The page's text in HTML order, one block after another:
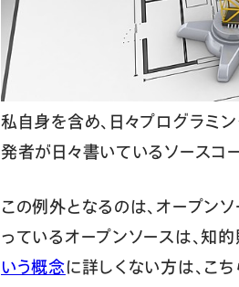
私自身を含め、日々プログラミ
発者が日々書いているソースコ
この例外となるのは、オープン
っているオープンソースは、知
いう概念に詳しくない方は、こち